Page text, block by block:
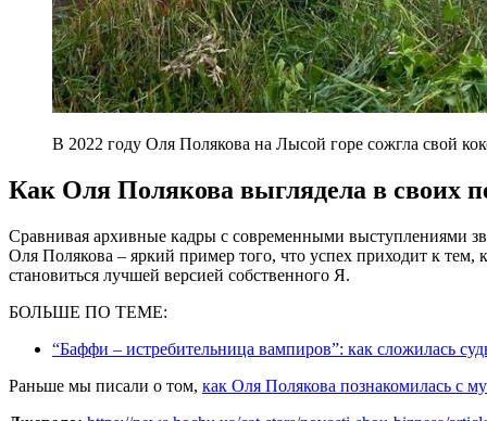
В 2022 году Оля Полякова на Лысой горе сожгла свой
Как Оля Полякова выглядела в своих
Сравнивая архивные кадры с современными выступлениями
Оля Полякова – яркий пример того, что успех приходит к тем,
становиться лучшей версией собственного Я.
БОЛЬШЕ ПО ТЕМЕ:
“Баффи – истребительница вампиров”: как сложилась
Раньше мы писали о том, как Оля Полякова познакомилась с